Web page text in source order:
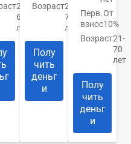
21-
65
лет
Возраст21-
75
лет
Полу
чить
деньг
и
Перв.
взнос
От
10%
Возраст21-
70
лет
Полу
чить
деньг
и